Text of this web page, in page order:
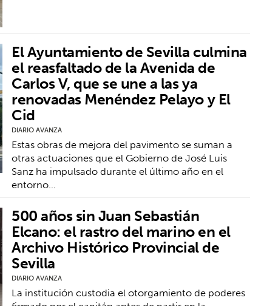
El Ayuntamiento de Sevilla culmina
el reasfaltado de la Avenida de
Carlos V, que se une a las ya
renovadas Menéndez Pelayo y El
Cid
DIARIO AVANZA
Estas obras de mejora del pavimento se suman a
otras actuaciones que el Gobierno de José Luis
Sanz ha impulsado durante el último año en el
entorno…
500 años sin Juan Sebastián
Elcano: el rastro del marino en el
Archivo Histórico Provincial de
Sevilla
DIARIO AVANZA
La institución custodia el otorgamiento de poderes